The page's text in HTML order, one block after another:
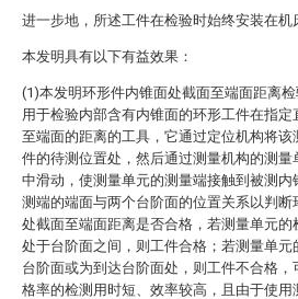
进一步地，所述工件在检验时始终安装在机
本发明具有以下有益效果：
(1)本发明环形件内锥面处截面至端面距离
用于检验内部含有内锥面的环形工件在指定
至端面的距离的工具，它通过定位机构将该
件的待测位置处，然后通过测量机构的测量
中滑动，使测量单元的测量端接触到被测内
测端的端面与两个台阶面的位置关系以判断
处截面至端面距离是否合格，若测量单元的
处于台阶面之间，则工件合格；若测量单元
台阶面或为到达台阶面处，则工件不合格，
格率的检测用时短、效率较高，且由于使用